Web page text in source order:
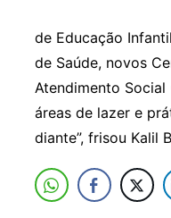
de Educação
de Saúde, novos
Atendimento Social
áreas de lazer e
diante”, frisou Kalil